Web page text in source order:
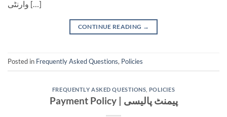
وارنٹی […]
CONTINUE READING →
Posted in Frequently Asked Questions, Policies
FREQUENTLY ASKED QUESTIONS POLICIES
Payment Policy | پیمنٹ پالیسی